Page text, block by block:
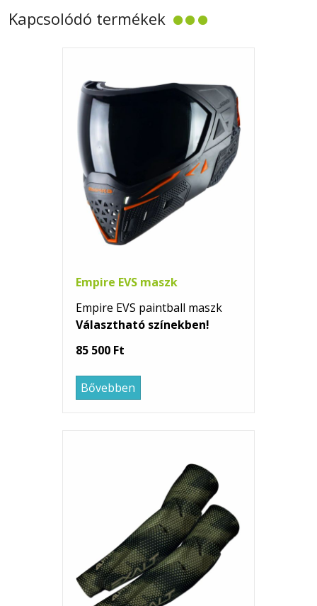
Kapcsolódó termékek
Empire EVS maszk
Empire EVS paintball maszk
Választható színekben!
85 500 Ft
Bővebben